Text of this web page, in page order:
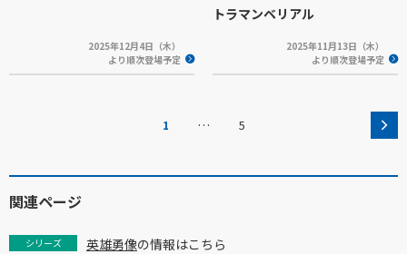
2025年12月4日（木）
より順次登場予定
トラマンベリアル
2025年11月13日（木）
より順次登場予定
1 … 5
関連ページ
シリーズ 英雄勇像の情報はこちら